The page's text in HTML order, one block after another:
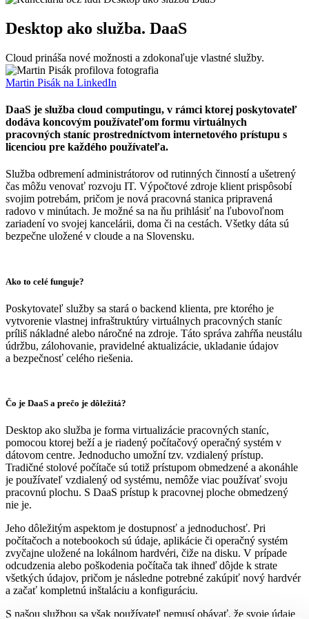
Desktop ako služba. DaaS
Cloud prináša nové možnosti a zdokonaľuje vlastné služby.
Martin Pisák na LinkedIn
DaaS je služba cloud computingu, v rámci ktorej poskytovateľ
dodáva koncovým používateľom formu virtuálnych
pracovných staníc prostredníctvom internetového prístupu s
licenciou pre každého používateľa.
Služba odbremení administrátorov od rutinných činností a ušetrený
čas môžu venovať rozvoju IT. Výpočtové zdroje klient prispôsobí
svojim potrebám, pričom je nová pracovná stanica pripravená
radovo v minútach. Je možné sa na ňu prihlásiť na ľubovoľnom
zariadení vo svojej kancelárii, doma či na cestách. Všetky dáta sú
bezpečne uložené v cloude a na Slovensku.
Ako to celé funguje?
Poskytovateľ služby sa stará o backend klienta, pre ktorého je
vytvorenie vlastnej infraštruktúry virtuálnych pracovných staníc
príliš nákladné alebo náročné na zdroje. Táto správa zahŕňa neustálu
údržbu, zálohovanie, pravidelné aktualizácie, ukladanie údajov
a bezpečnosť celého riešenia.
Čo je DaaS a prečo je dôležitá?
Desktop ako služba je forma virtualizácie pracovných staníc,
pomocou ktorej beží a je riadený počítačový operačný systém v
dátovom centre. Jednoducho umožní tzv. vzdialený prístup.
Tradičné stolové počítače sú totiž prístupom obmedzené a akonáhle
je používateľ vzdialený od systému, nemôže viac používať svoju
pracovnú plochu. S DaaS prístup k pracovnej ploche obmedzený
nie je.
Jeho dôležitým aspektom je dostupnosť a jednoduchosť. Pri
počítačoch a notebookoch sú údaje, aplikácie či operačný systém
zvyčajne uložené na lokálnom hardvéri, čiže na disku. V prípade
odcudzenia alebo poškodenia počítača tak ihneď dôjde k strate
všetkých údajov, pričom je následne potrebné zakúpiť nový hardvér
a začať kompletnú inštaláciu a konfiguráciu.
S našou službou sa však používateľ nemusí obávať, že svoje údaje